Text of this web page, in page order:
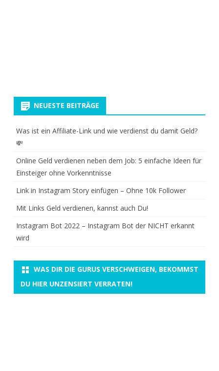
NEUESTE BEITRÄGE
Was ist ein Affiliate-Link und wie verdienst du damit Geld?
💸
Online Geld verdienen neben dem Job: 5 einfache Ideen für
Einsteiger ohne Vorkenntnisse
Link in Instagram Story einfügen – Ohne 10k Follower
Mit Links Geld verdienen, kannst auch Du!
Instagram Bot 2022 – Instagram Bot der NICHT erkannt
wird
WAS DIR DIE GURUS VERSCHWEIGEN, BEKOMMST
DU HIER UNZENSIERT VERRATEN!